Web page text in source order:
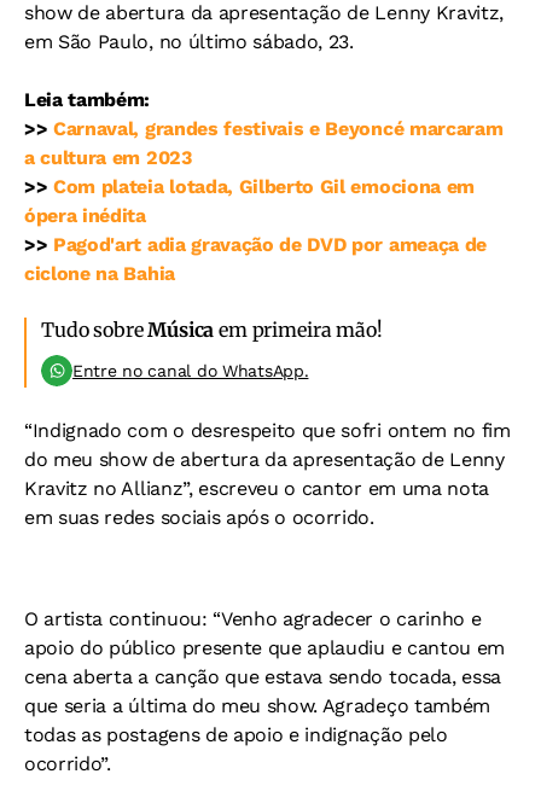
show de abertura da apresentação de Lenny Kravitz,
em São Paulo, no último sábado, 23.
Leia também:
>>Carnaval, grandes festivais e Beyoncé marcaram
a cultura em 2023
>>Com plateia lotada, Gilberto Gil emociona em
ópera inédita
>> Pagod'art adia gravação de DVD por ameaça de
ciclone na Bahia
Tudo sobreMúsica em primeira mão!
Entre no canal do WhatsApp.
“Indignado com o desrespeito que sofri ontem no fim
do meu show de abertura da apresentação de Lenny
Kravitz no Allianz”, escreveu o cantor em uma nota
em suas redes sociais após o ocorrido.
O artista continuou: “Venho agradecer o carinho e
apoio do público presente que aplaudiu e cantou em
cena aberta a canção que estava sendo tocada, essa
que seria a última do meu show. Agradeço também
todas as postagens de apoio e indignação pelo
ocorrido”.